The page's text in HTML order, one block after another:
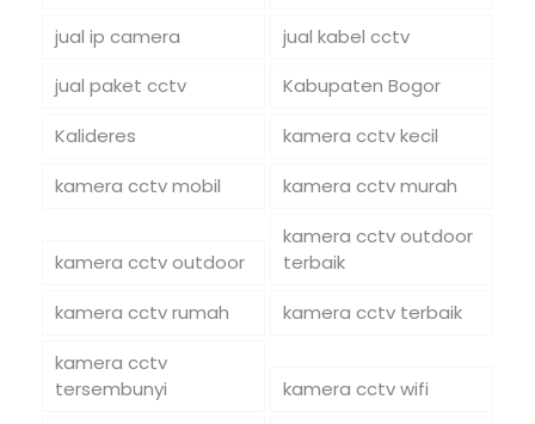
jual ip camera
jual kabel cctv
jual paket cctv
Kabupaten Bogor
Kalideres
kamera cctv kecil
kamera cctv mobil
kamera cctv murah
kamera cctv outdoor
kamera cctv outdoor
terbaik
kamera cctv rumah
kamera cctv terbaik
kamera cctv
tersembunyi
kamera cctv wifi